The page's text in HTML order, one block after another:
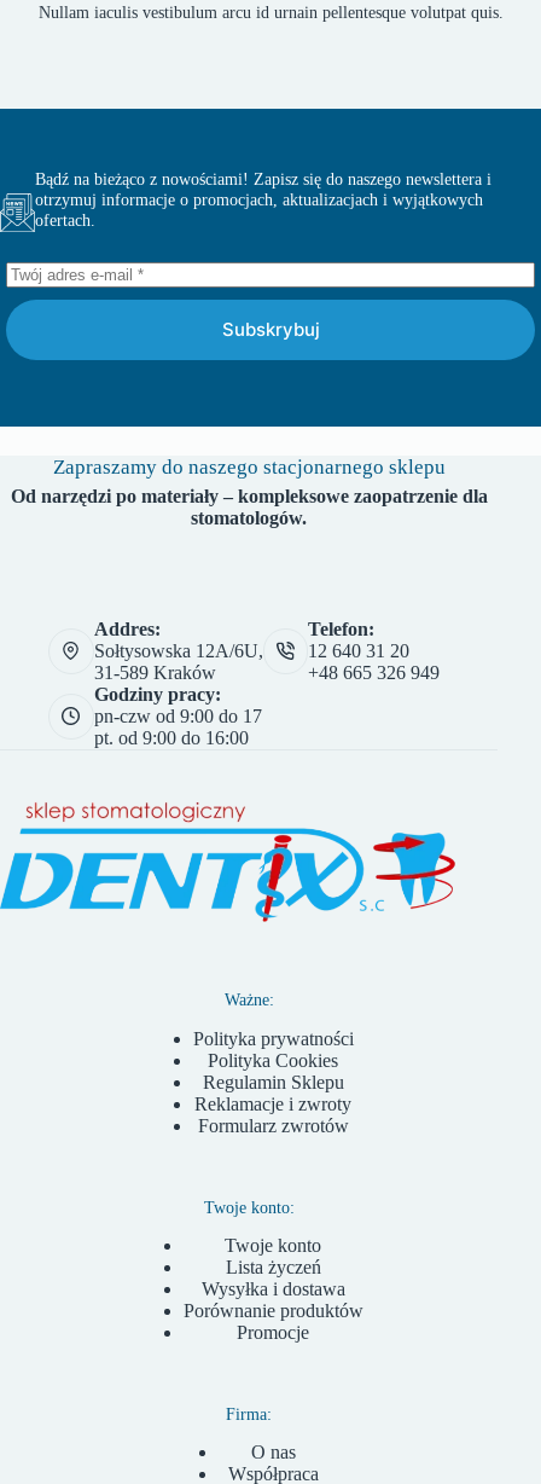
Nullam iaculis vestibulum arcu id urnain pellentesque volutpat quis.
Bądź na bieżąco z nowościami! Zapisz się do naszego newslettera i
otrzymuj informacje o promocjach, aktualizacjach i wyjątkowych
ofertach.
Subskrybuj
Zapraszamy do naszego stacjonarnego sklepu
Od narzędzi po materiały – kompleksowe zaopatrzenie dla
stomatologów.
Addres:
Sołtysowska 12A/6U,
31-589 Kraków
Telefon:
12 640 31 20
+48 665 326 949
Godziny pracy:
pn-czw od 9:00 do 17
pt. od 9:00 do 16:00
Ważne:
Polityka prywatności
Polityka Cookies
Regulamin Sklepu
Reklamacje i zwroty
Formularz zwrotów
Twoje konto:
Twoje konto
Lista życzeń
Wysyłka i dostawa
Porównanie produktów
Promocje
Firma:
O nas
Współpraca